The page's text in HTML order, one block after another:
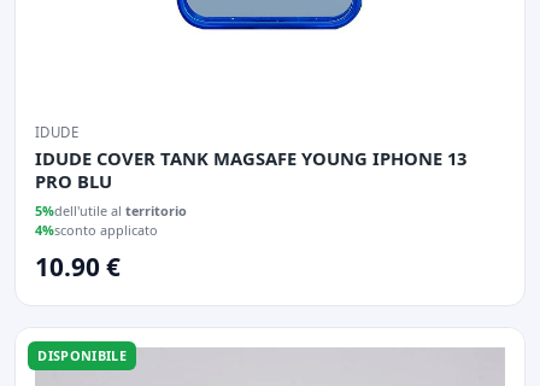
IDUDE
IDUDE COVER TANK MAGSAFE YOUNG IPHONE 13
PRO BLU
5%dell'utile al territorio
4%sconto applicato
10.90 €
DISPONIBILE